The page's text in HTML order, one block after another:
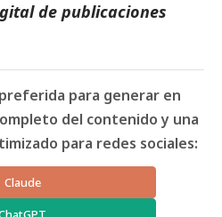
de publicaciones
para generar en
del contenido y una
para redes sociales:
Claude